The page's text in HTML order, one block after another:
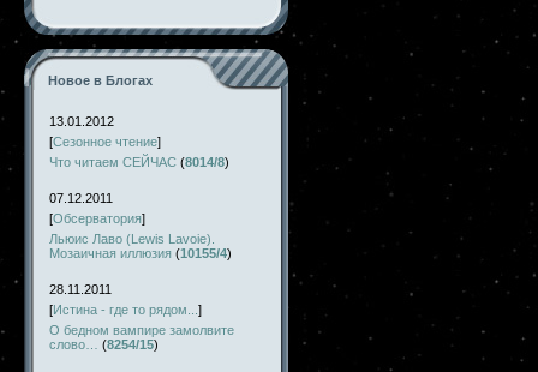
Новое в Блогах
13.01.2012
[Сезонное чтение]
Что читаем СЕЙЧАС (8014/8)
07.12.2011
[Обсерватория]
Льюис Лаво (Lewis Lavoie).
Мозаичная иллюзия (10155/4)
28.11.2011
[Истина - где то рядом... ]
О бедном вампире замолвите
слово…
(8254/15)